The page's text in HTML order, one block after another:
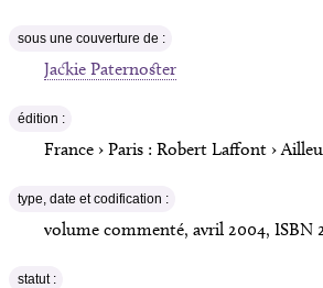
sous une couverture de :
Jackie Paternoster
édition :
France › Paris : Robert Laffont ›
type, date et codification :
volume commenté, avril 2004, ISBN
statut :